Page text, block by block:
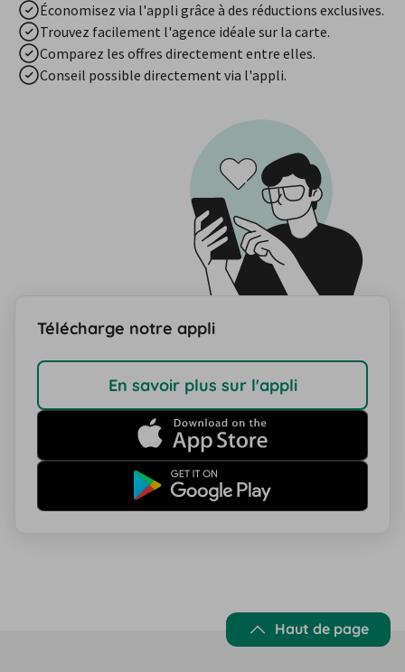
Économisez via l'appli grâce à des réductions exclusives.
Trouvez facilement l'agence idéale sur la carte.
Comparez les offres directement entre elles.
Conseil possible directement via l'appli.
Télécharge notre appli
En savoir plus sur l'appli
Haut de page